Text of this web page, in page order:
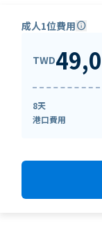
成人1位費用info
TWD
8天
港口費用